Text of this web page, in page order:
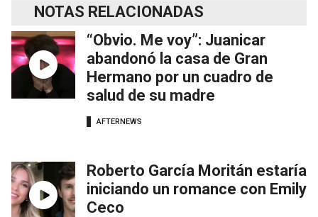
NOTAS RELACIONADAS
“Obvio. Me voy”: Juanicar
abandonó la casa de Gran
Hermano por un cuadro de
salud de su madre
AFTERNEWS
Roberto García Moritán estaría
iniciando un romance con Emily
Ceco